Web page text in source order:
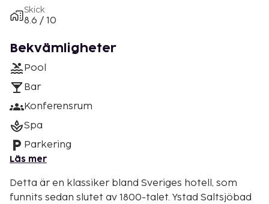
Skick
8.6 / 10
Bekvämligheter
Pool
Bar
Konferensrum
Spa
Parkering
Läs mer
Detta är en klassiker bland Sveriges hotell, som
funnits sedan slutet av 1800-talet. Ystad Saltsjöbad